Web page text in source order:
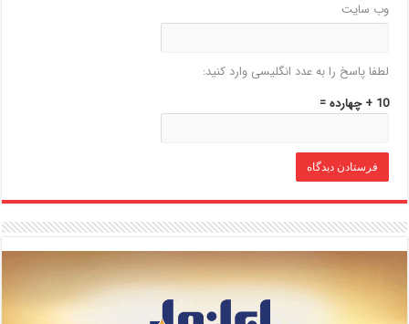
وب‌ سایت
لطفا پاسخ را به عدد انگلیسی وارد کنید:
10 + چهارده =